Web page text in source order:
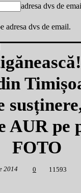
adresa dvs de
adresa dvs de email.
AUR pe
FOTO
2014 0 1 1593